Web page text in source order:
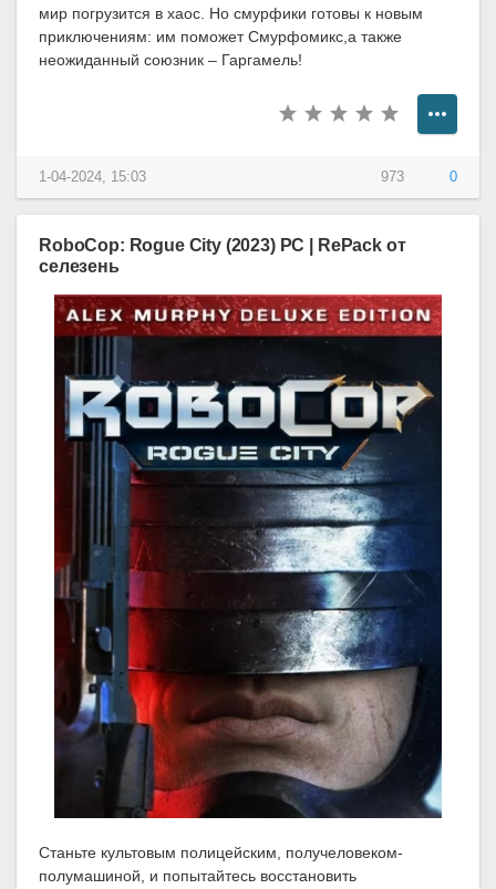
мир погрузится в хаос. Но смурфики готовы к новым
приключениям: им поможет Смурфомикс,а также
неожиданный союзник – Гаргамель!
973 0
1-04-2024, 15:03
RoboCop: Rogue City (2023) PC | RePack от
селезень
Станьте культовым полицейским, получеловеком-
полумашиной, и попытайтесь восстановить